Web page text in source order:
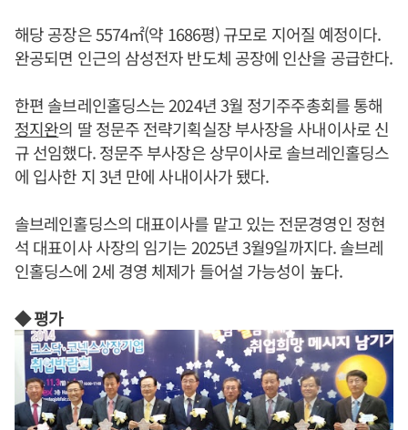
해당 공장은 5574㎡(약 1686평) 규모로 지어질 예정이다.
완공되면 인근의 삼성전자 반도체 공장에 인산을 공급한다.
한편 솔브레인홀딩스는 2024년 3월 정기주주총회를 통해
정지완의 딸 정문주 전략기획실장 부사장을 사내이사로 신
규 선임했다. 정문주 부사장은 상무이사로 솔브레인홀딩스
에 입사한 지 3년 만에 사내이사가 됐다.
솔브레인홀딩스의 대표이사를 맡고 있는 전문경영인 정현
석 대표이사 사장의 임기는 2025년 3월9일까지다. 솔브레
인홀딩스에 2세 경영 체제가 들어설 가능성이 높다.
◆ 평가